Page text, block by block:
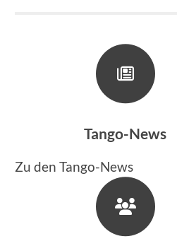
Tango-News
Zu den Tango-News